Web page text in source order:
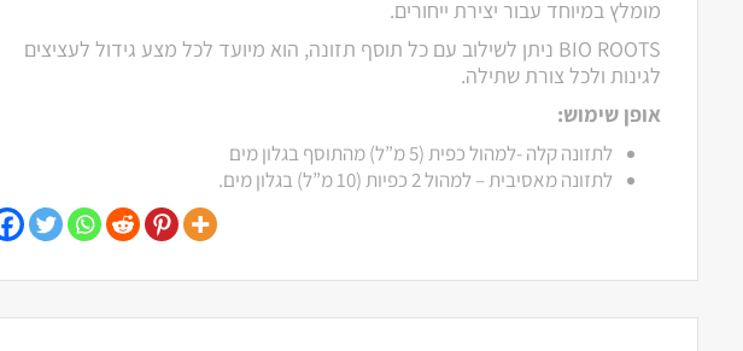
מומלץ במיוחד עבור יצירת ייחורים.
BIO ROOTS ניתן לשילוב עם כל תוסף תזונה, הוא מיועד לכל מצע גידול לעציצים
לגינות ולכל צורת שתילה.
אופן שימוש:
לתזונה קלה -למהול כפית (5 מ”ל) מהתוסף בגלון מים
לתזונה מאסיבית – למהול 2 כפיות (10 מ”ל) בגלון מים.